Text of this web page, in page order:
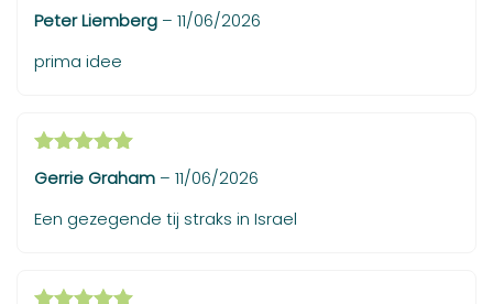
Gewaardeerd
4 uit 5
Peter Liemberg – 11/06/2026
prima idee
Gewaardeerd
5uit 5
Gerrie Graham – 11/06/2026
Een gezegende tij straks in Israel